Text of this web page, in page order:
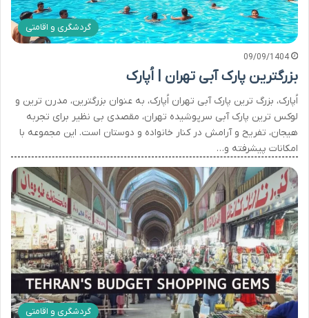
گردشگری و اقامتی
09/09/1404
بزرگترین پارک آبی تهران | اُپارک
اُپارک، بزرگ ترین پارک آبی تهران اُپارک، به عنوان بزرگترین، مدرن ترین و
لوکس ترین پارک آبی سرپوشیده تهران، مقصدی بی نظیر برای تجربه
هیجان، تفریح و آرامش در کنار خانواده و دوستان است. این مجموعه با
امکانات پیشرفته و…
گردشگری و اقامتی